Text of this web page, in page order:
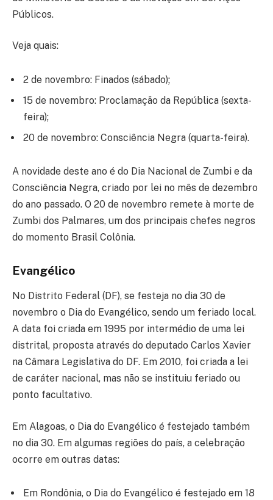
Públicos.
Veja quais:
2 de novembro: Finados (sábado);
15 de novembro: Proclamação da República (sexta-
feira);
20 de novembro: Consciência Negra (quarta-feira).
A novidade deste ano é do Dia Nacional de Zumbi e da
Consciência Negra, criado por lei no mês de dezembro
do ano passado. O 20 de novembro remete à morte de
Zumbi dos Palmares, um dos principais chefes negros
do momento Brasil Colônia.
Evangélico
No Distrito Federal (DF), se festeja no dia 30 de
novembro o Dia do Evangélico, sendo um feriado local.
A data foi criada em 1995 por intermédio de uma lei
distrital, proposta através do deputado Carlos Xavier
na Câmara Legislativa do DF. Em 2010, foi criada a lei
de caráter nacional, mas não se instituiu feriado ou
ponto facultativo.
Em Alagoas, o Dia do Evangélico é festejado também
no dia 30. Em algumas regiões do país, a celebração
ocorre em outras datas:
Em Rondônia, o Dia do Evangélico é festejado em 18